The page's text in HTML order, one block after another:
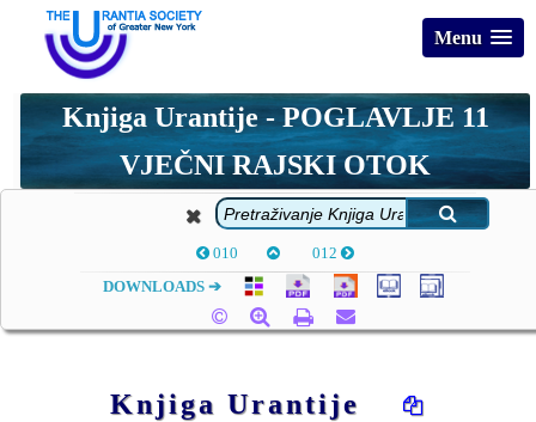
Menu
Knjiga Urantije -POGLAVLJE 11
VJEČNI RAJSKI OTOK
010 012
DOWNLOADS ➔
Knjiga Urantije